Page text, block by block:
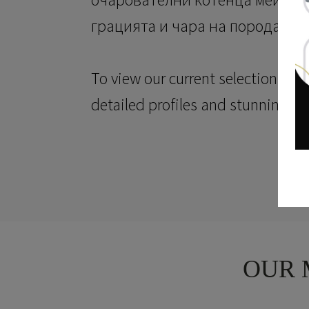
грацията и чара на породата
To view our current selection of
detailed profiles and stunning
OUR